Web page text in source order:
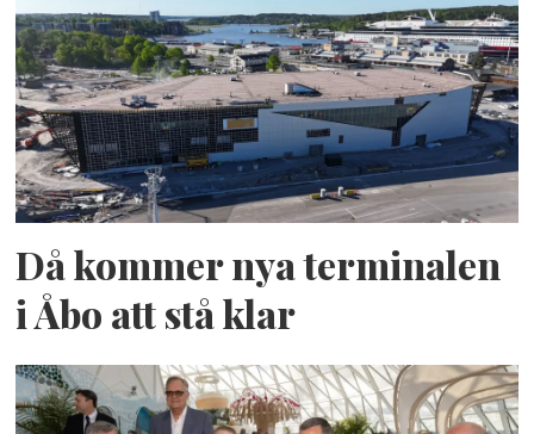
Då kommer nya terminalen
i Åbo att stå klar